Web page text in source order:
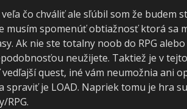
veľa čo chváliť ale sľúbil som že
musím spomenúť obtiažnosť ktorá sa
Ak nie ste totalny noob do RPG
neužijete. Taktiež je v
quest, iné vám neumožnia ani
spraviť je LOAD. Napriek tomu je hra
RPG.